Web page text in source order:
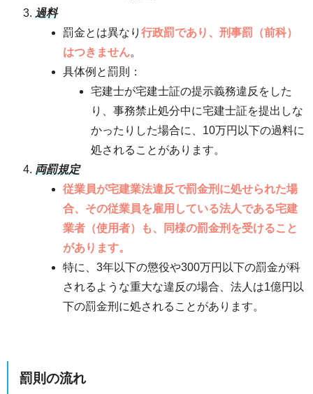
過料
罰金とは異なり 行政罰であり、刑事罰（前科）
はつきません。
具体例と罰則：
宅建士が宅建士証の提示義務違反をした
り、事務禁止処分中に宅建士証を提出しな
かったりした場合に、10万円以下の過料に
処されることがあります。
両罰規定
従業員が宅建業法違反で罰金刑に処せられた場
合、その従業員を雇用している法人である宅建
業者（使用者）も、同様の罰金刑を受けること
があります。
特に、3年以下の懲役や300万円以下の罰金が科
されるような重大な違反の場合、法人は1億円以
下の罰金刑に処されることがあります。
罰則の流れ